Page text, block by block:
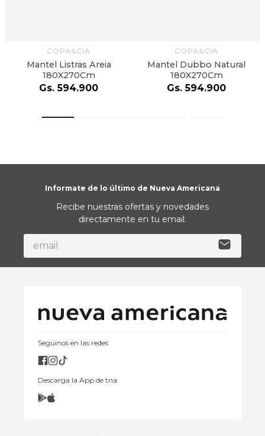
COPA&CIA
Mantel Listras Areia
180X270Cm
Gs. 594.900
COPA&CIA
Mantel Dubbo Natural
180X270Cm
Gs. 594.900
Informate de lo último de Nueva Americana
Recibe nuestras ofertas y novedades
directamente en tu email.
Seguinos en las redes
Descarga la App de tna